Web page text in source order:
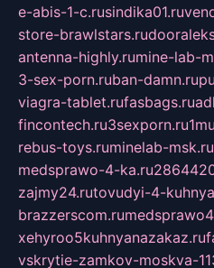
e-abis-1-c.rusindika01.ru
store-brawlstars.ru
antenna-highly.rumine-lab-
3-sex-porn.ruban-damn.ru
viagra-tablet.rufasbags.ru
fincontech.ru3sexporn.ru
rebus-toys.ruminelab-msk.ru
medsprawo-4-ka.ru
zajmy24.rutovudyi-4-
brazzerscom.ru
xehyroo5kuhnyanazakaz.ru
vskrytie-zamkov-moskva-